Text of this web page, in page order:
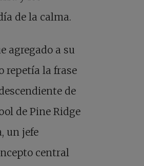
de la calma.
agregado a su
repetía la frase
de
de Pine Ridge
un jefe
central